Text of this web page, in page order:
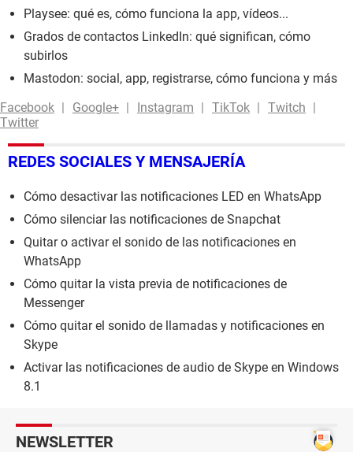
Playsee: qué es, cómo funciona la app, vídeos...
Grados de contactos LinkedIn: qué significan, cómo
subirlos
Mastodon: social, app, registrarse, cómo funciona y más
Facebook
Google+ Instagram TikTok
Twitch
Twitter
REDES SOCIALES Y MENSAJERÍA
Cómo desactivar las notificaciones LED en WhatsApp
Cómo silenciar las notificaciones de Snapchat
Quitar o activar el sonido de las notificaciones en
WhatsApp
Cómo quitar la vista previa de notificaciones de
Messenger
Cómo quitar el sonido de llamadas y notificaciones en
Skype
Activar las notificaciones de audio de Skype en Windows
8.1
NEWSLETTER